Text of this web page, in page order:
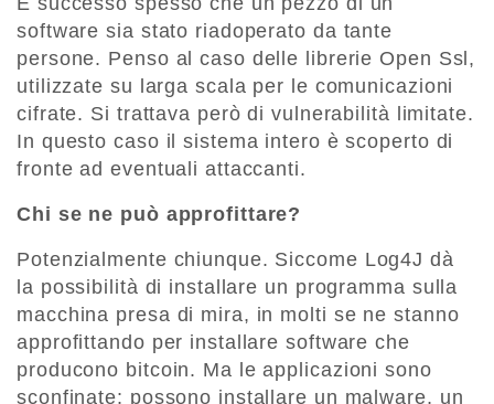
software sia stato riadoperato da tante
persone. Penso al caso delle librerie Open Ssl,
utilizzate su larga scala per le comunicazioni
cifrate. Si trattava però di vulnerabilità limitate.
In questo caso il sistema intero è scoperto di
fronte ad eventuali attaccanti.
Chi se ne può approfittare?
Potenzialmente chiunque. Siccome Log4J dà
la possibilità di installare un programma sulla
macchina presa di mira, in molti se ne stanno
approfittando per installare software che
producono bitcoin. Ma le applicazioni sono
sconfinate: possono installare un malware, un